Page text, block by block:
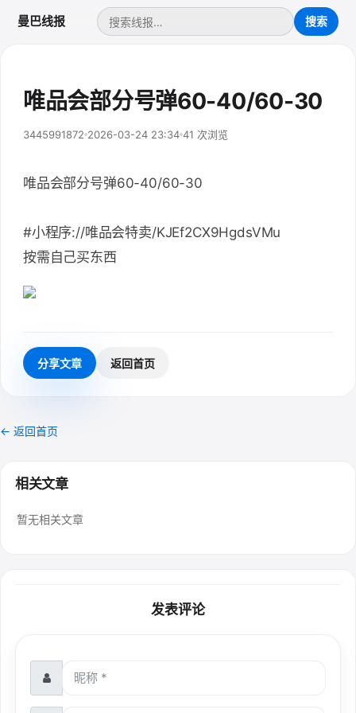
曼巴线报
唯品会部分号弹60-40/60-30
3445991872 2026-03-24 23:34 41 次浏览
唯品会部分号弹60-40/60-30
#小程序://唯品会特卖/KJEf2CX9HgdsVMu
按需自己买东西
分享文章 返回首页
← 返回首页
相关文章
暂无相关文章
发表评论